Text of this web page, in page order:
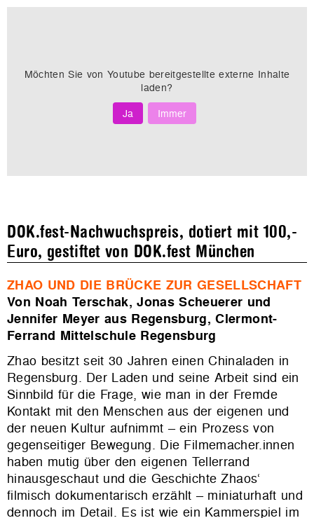
Möchten Sie von Youtube bereitgestellte externe Inhalte
laden?
Ja
Immer
DOK.fest-Nachwuchspreis, dotiert mit 100,-
Euro, gestiftet von DOK.fest München
ZHAO UND DIE BRÜCKE ZUR GESELLSCHAFT
Von Noah Terschak, Jonas Scheuerer und
Jennifer Meyer aus Regensburg, Clermont-
Ferrand Mittelschule Regensburg
Zhao besitzt seit 30 Jahren einen Chinaladen in
Regensburg. Der Laden und seine Arbeit sind ein
Sinnbild für die Frage, wie man in der Fremde
Kontakt mit den Menschen aus der eigenen und
der neuen Kultur aufnimmt – ein Prozess von
gegenseitiger Bewegung. Die Filmemacher.innen
haben mutig über den eigenen Tellerrand
hinausgeschaut und die Geschichte Zhaos‘
filmisch dokumentarisch erzählt – miniaturhaft und
dennoch im Detail. Es ist wie ein Kammerspiel im